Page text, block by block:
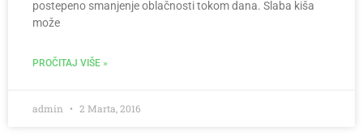
postepeno smanjenje oblačnosti tokom dana. Slaba kiša
može
PROČITAJ VIŠE »
admin 2 Marta, 2016